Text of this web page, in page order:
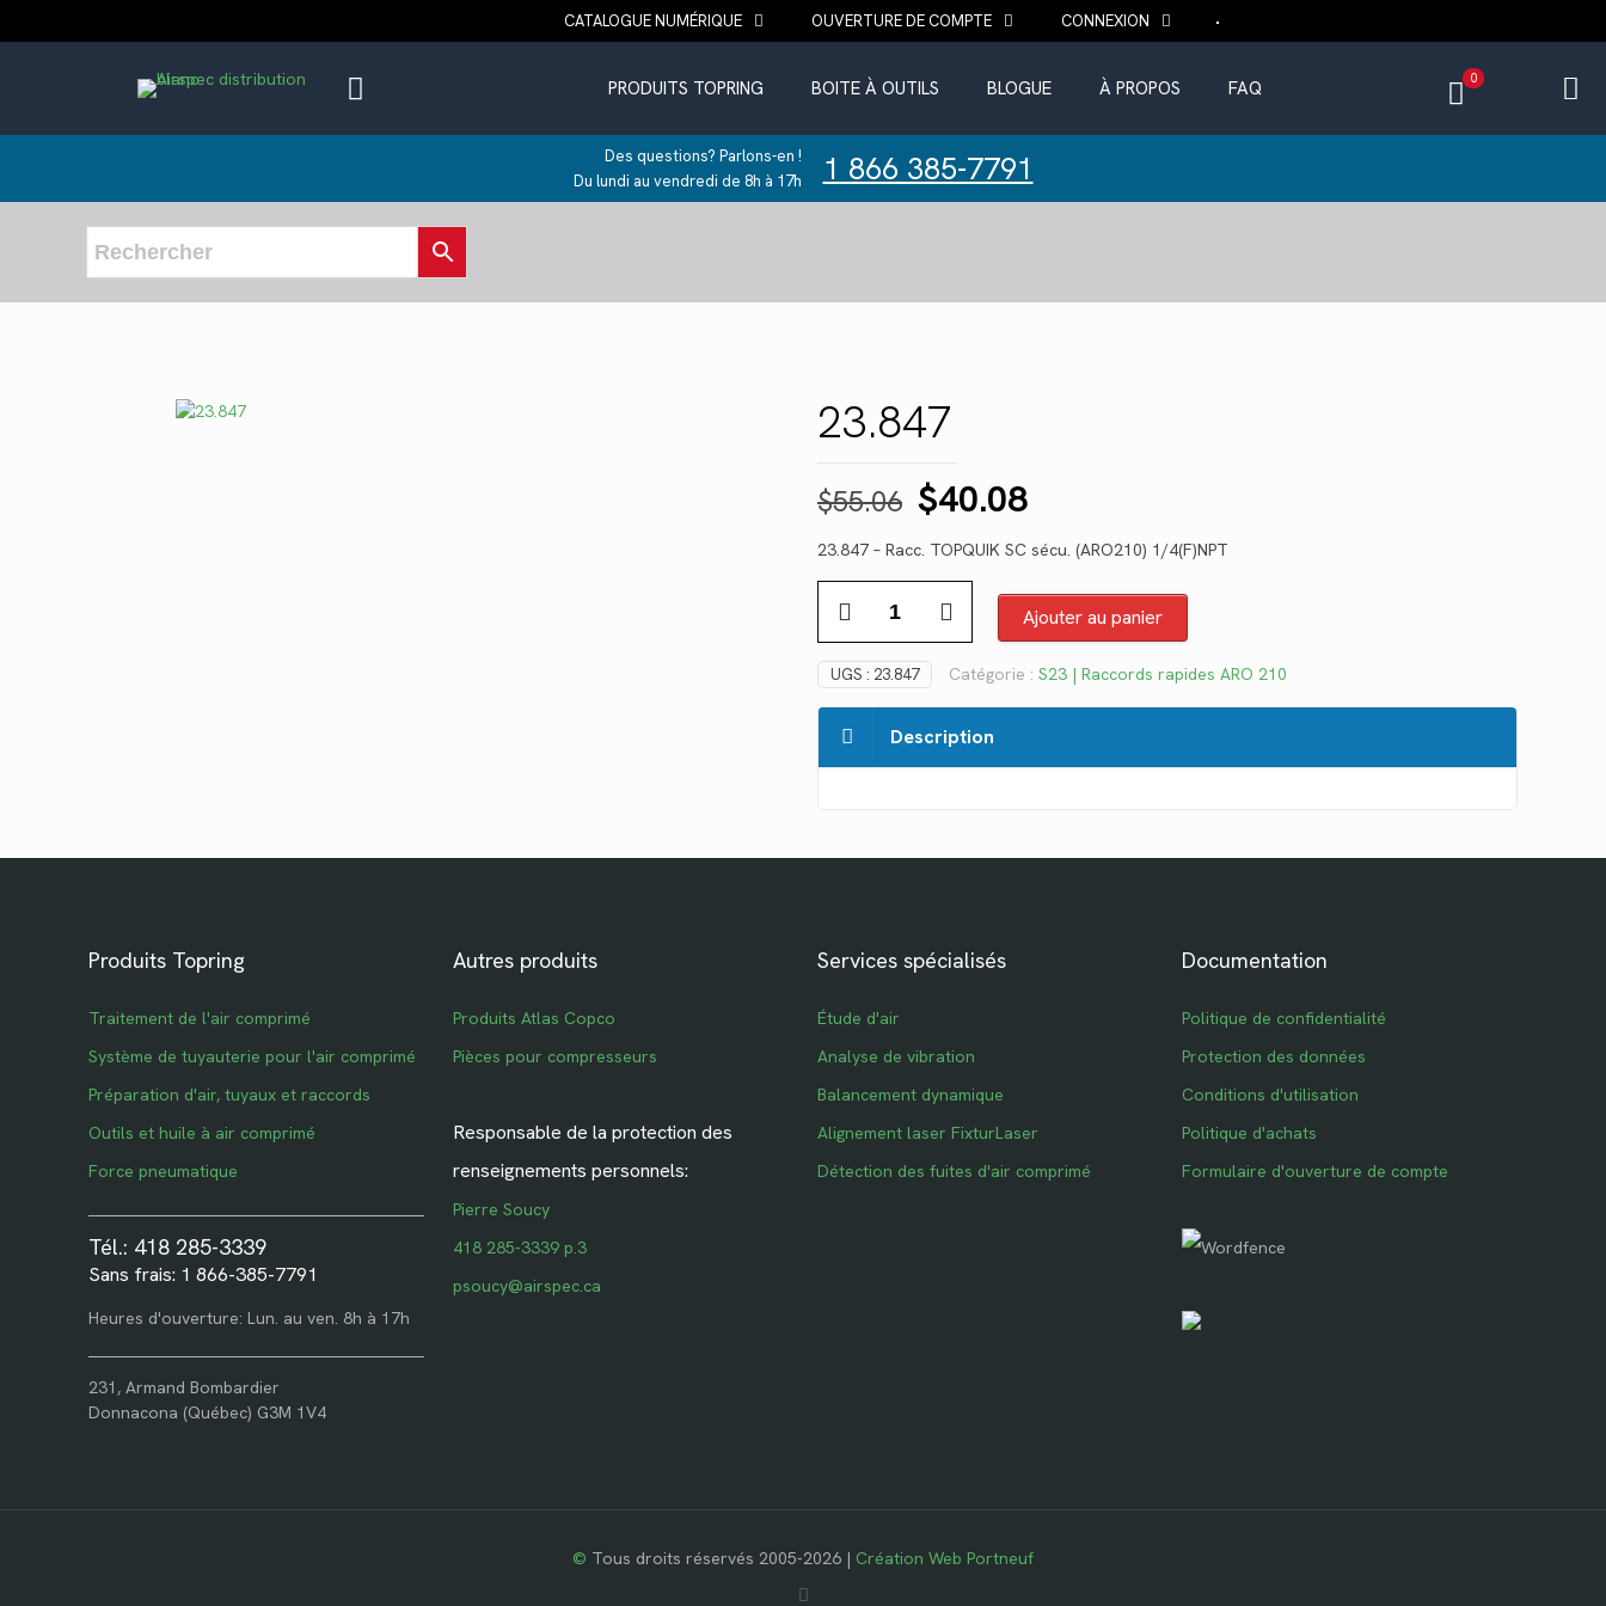
CATALOGUE NUMÉRIQUE OUVERTURE DE COMPTE CONNEXION
PRODUITS TOPRING BOITE À OUTILS BLOGUE À PROPOS FAQ 0
Des questions? Parlons-en !
Du lundi au vendredi de 8h à 17h
1 866 385-7791
23.847
$55.06 Le
prix
initial
était :
$55.06.
$40.08Le
prix
actuel
est :
$40.08.
23.847 – Racc. TOPQUIK SC sécu. (ARO210) 1/4(F)NPT
23.847
Ajouter au panier
UGS : 23.847 Catégorie : S23 | Raccords rapides ARO 210
Description
Produits Topring
Traitement de l'air comprimé
Système de tuyauterie pour l'air comprimé
Préparation d'air, tuyaux et raccords
Outils et huile à air comprimé
Force pneumatique
Tél.: 418 285-3339
Sans frais: 1 866-385-7791
Heures d'ouverture: Lun. au ven. 8h à 17h
231, Armand Bombardier
Donnacona (Québec) G3M 1V4
Autres produits
Produits Atlas Copco
Pièces pour compresseurs
Responsable de la protection des
renseignements personnels:
Pierre Soucy
418 285-3339 p.3
psoucy@airspec.ca
Services spécialisés
Étude d'air
Analyse de vibration
Balancement dynamique
Alignement laser FixturLaser
Détection des fuites d'air comprimé
Documentation
Politique de confidentialité
Protection des données
Conditions d'utilisation
Politique d'achats
Formulaire d'ouverture de compte
© Tous droits réservés 2005-2026 | Création Web Portneuf